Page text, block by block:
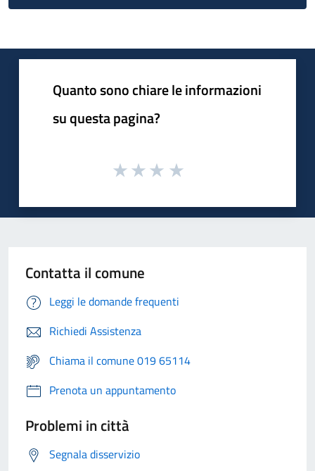
Quanto sono chiare le informazioni
su questa pagina?
Contatta il comune
Leggi le domande frequenti
Richiedi Assistenza
Chiama il comune 019 65114
Prenota un appuntamento
Problemi in città
Segnala disservizio